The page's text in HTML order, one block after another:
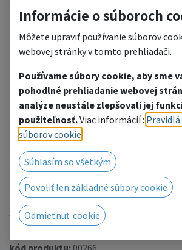
FT43-C24
2-way 90° apex out
Pridať do zoznamu želaní
Radi Vám poskytneme cenovú
prejdete na kontaktný formulár.
Alebo nás kontaktujte telefonicky / e-
kód produktu: 00266
Informácie o súboroch
Môžete upraviť používanie súborov
webovej stránky v tomto prehliadači.
Používame súbory cookie, aby sme
pohodlné prehliadanie webovej
analýze neustále zlepšovali jej
použiteľnosť.Viac informácií :
súborov cookie
Súhlasím so všetkým
Povoliť len základné súbory cookie
Odmietnuť cookie